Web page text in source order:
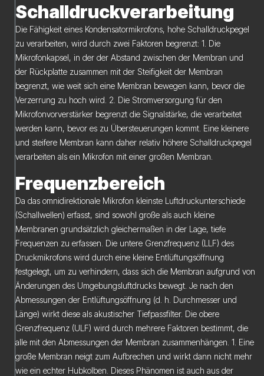
Schalldruckverarbeitung
Die Fähigkeit eines Kondensatormikrofons, hohe Schalldruckpegel
zu verarbeiten, wird durch zwei Faktoren begrenzt: 1. Die
Mikrofonkapsel, in der der Abstand zwischen der Membran und
der Rückplatte zusammen mit der Steifigkeit der Membran
begrenzt, wie weit sich eine Membran bewegen kann, bevor die
Verzerrung zu hoch wird. 2. Die Stromversorgung für den
Mikrofonvorverstärker begrenzt die Signalstärke, die verarbeitet
werden kann, bevor es zu Übersteuerungen kommt. Eine kleinere
und steifere Membran kann daher relativ höhere Schalldruckpegel
verarbeiten als ein Mikrofon mit einer großen Membran.
Frequenzbereich
Da das omnidirektionale Mikrofon kleinste Luftdruckunterschiede
(Schallwellen) erfasst, sind sowohl große als auch kleine
Membranen grundsätzlich gleichermaßen in der Lage, tiefe
Frequenzen zu erfassen. Die untere Grenzfrequenz (LLF) des
Druckmikrofons wird durch eine kleine Entlüftungsöffnung
festgelegt, um zu verhindern, dass sich die Membran aufgrund von
Änderungen des Umgebungsluftdrucks bewegt. Je nach den
Abmessungen der Entlüftungsöffnung (d. h. Durchmesser und
Länge) wirkt diese als akustischer Tiefpassfilter. Die obere
Grenzfrequenz (ULF) wird durch mehrere Faktoren bestimmt, die
alle mit den Abmessungen der Membran zusammenhängen. 1. Eine
große Membran neigt zum Aufbrechen und wirkt dann nicht mehr
wie ein echter Hubkolben. Dieses Phänomen ist auch aus der